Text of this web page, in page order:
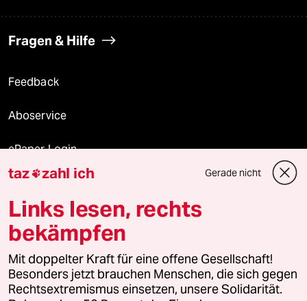
Fragen & Hilfe
Feedback
Aboservice
ePaper Login
Downloads für Abonnierende
© 2026 taz Verlags und Vertriebs GmbH
Alle Rechte vorbehalten. Bei rechtlichen Fragen oder für Genehmigungen
wenden Sie sich bitte an
lizenzen@taz.de
taz zahl ich Gerade nicht
Links lesen, rechts
bekämpfen
Mit doppelter Kraft für eine offene Gesellschaft!
Besonders jetzt brauchen Menschen, die sich gegen
Rechtsextremismus einsetzen, unsere Solidarität.